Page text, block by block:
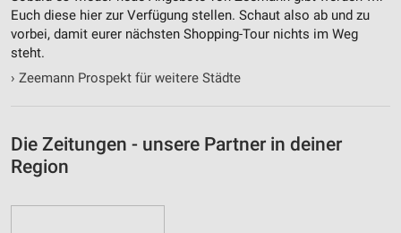
Euch diese hier zur Verfügung stellen. Schaut also ab und zu
vorbei, damit eurer nächsten Shopping-Tour nichts im Weg
steht.
› Zeemann Prospekt für weitere Städte
Die Zeitungen - unsere Partner in deiner
Region